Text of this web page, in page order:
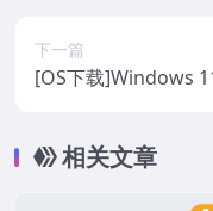
下一篇
[OS下载]Windows
相关文章